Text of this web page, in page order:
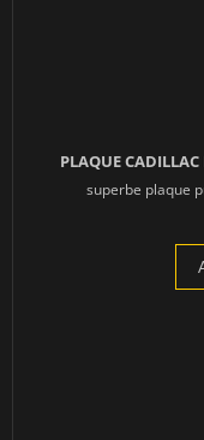
PLAQUE
superbe plaque